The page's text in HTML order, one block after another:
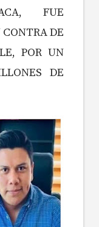
FUE
DE
POR UN
DE